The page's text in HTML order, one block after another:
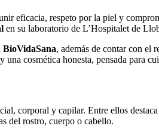
eficacia, respeto por la piel y
en su laboratorio de L’Hospitalet de
BioVidaSana, además de contar con el
cosmética honesta, pensada para
corporal y capilar. Entre ellos destaca
del rostro, cuerpo o cabello.